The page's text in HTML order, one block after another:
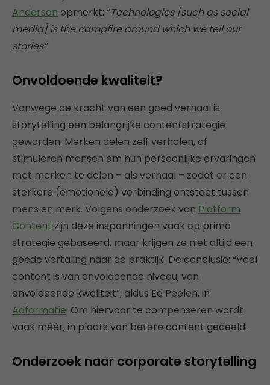
Anderson opmerkt: “Technologies [such as social
media] is the campfire around which we tell our
stories”.
Onvoldoende kwaliteit?
Vanwege de kracht van een goed verhaal is
storytelling een belangrijke contentstrategie
geworden. Merken delen zelf verhalen, of
stimuleren mensen om hun persoonlijke ervaringen
met merken te delen – als verhaal – zodat er een
sterkere (emotionele) verbinding ontstaat tussen
mens en merk. Volgens onderzoek van Platform
Content zijn deze inspanningen vaak op prima
strategie gebaseerd, maar krijgen ze niet altijd een
goede vertaling naar de praktijk. De conclusie: “Veel
content is van onvoldoende niveau, van
onvoldoende kwaliteit”, aldus Ed Peelen, in
Adformatie. Om hiervoor te compenseren wordt
vaak méér, in plaats van betere content gedeeld.
Onderzoek naar corporate storytelling